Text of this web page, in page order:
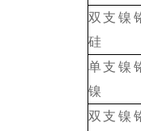
双支镍
硅
单支镍
镍
双支镍